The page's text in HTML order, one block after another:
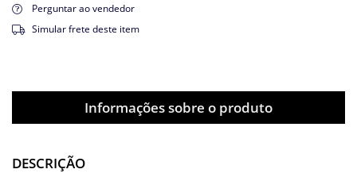
Perguntar ao vendedor
Simular frete deste item
Informações sobre o produto
DESCRIÇÃO